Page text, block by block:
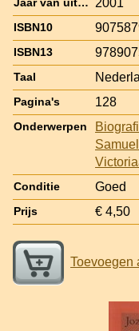
Jaar van uitgave
ISBN10
ISBN13
Taal
Pagina's 128
Onderwerpen
Conditie Goed
Prijs € 4,50
Toevoegen